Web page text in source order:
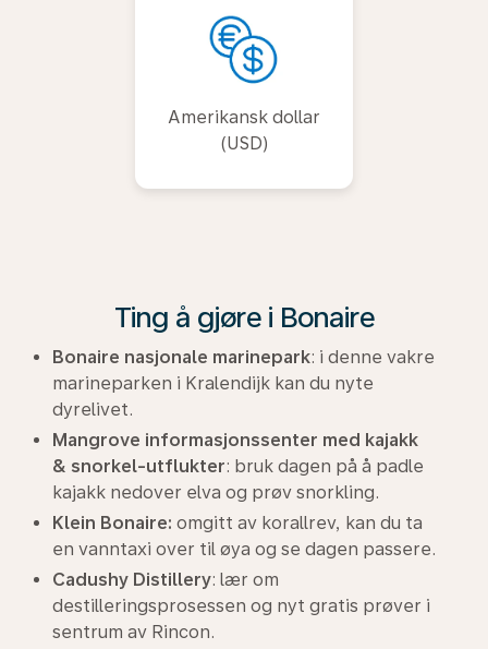
Amerikansk dollar
(USD)
Ting å gjøre i Bonaire
Bonaire nasjonale marinepark: i denne vakre
marineparken i Kralendijk kan du nyte
dyrelivet.
Mangrove informasjonssenter med kajakk
& snorkel-utflukter: bruk dagen på å padle
kajakk nedover elva og prøv snorkling.
Klein Bonaire: omgitt av korallrev, kan du ta
en vanntaxi over til øya og se dagen passere.
Cadushy Distillery: lær om
destilleringsprosessen og nyt gratis prøver i
sentrum av Rincon.